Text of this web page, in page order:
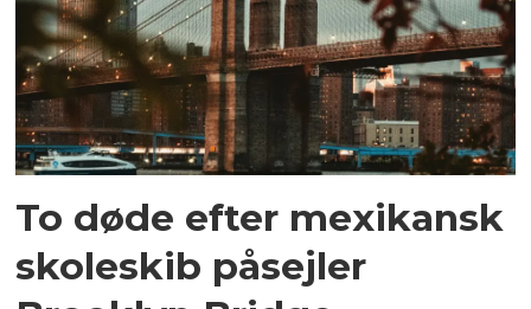
To døde efter mexikansk
skoleskib påsejler